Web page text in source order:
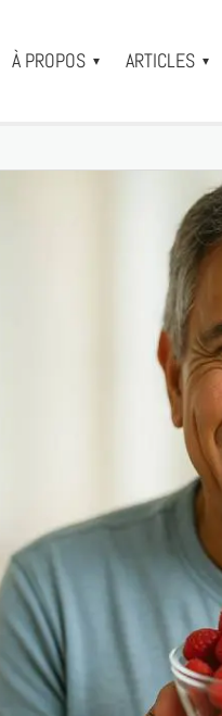
À PROPOS ▾ ARTICLES ▾